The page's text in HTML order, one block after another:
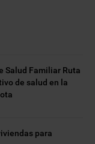
Salud Familiar Ruta
de salud en la
para